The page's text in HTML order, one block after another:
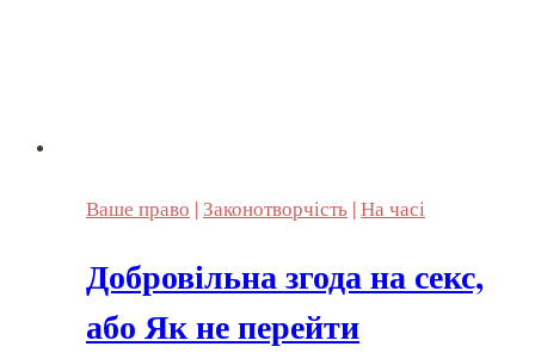
Ваше право | Законотворчість |На часі
Добровільна згода на секс,
або Як не перейти